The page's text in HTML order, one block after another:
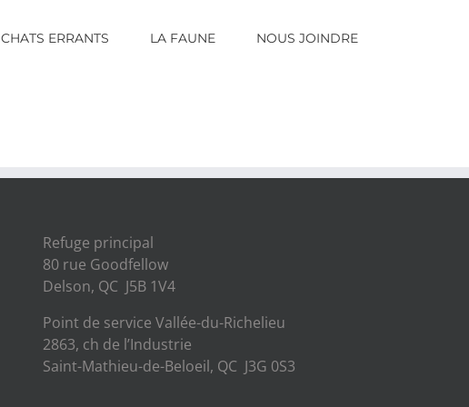
CHATS ERRANTS LA FAUNE NOUS JOINDRE
Refuge principal
80 rue Goodfellow
Delson, QC J5B 1V4
Point de service Vallée-du-Richelieu
2863, ch de l’Industrie
Saint-Mathieu-de-Beloeil, QC J3G 0S3